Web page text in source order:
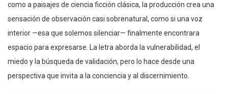
como a paisajes de ciencia ficción clásica, la producción crea una
sensación de observación casi sobrenatural, como si una voz
interior —esa que solemos silenciar— finalmente encontrara
espacio para expresarse. La letra aborda la vulnerabilidad, el
miedo y la búsqueda de validación, pero lo hace desde una
perspectiva que invita a la conciencia y al discernimiento.